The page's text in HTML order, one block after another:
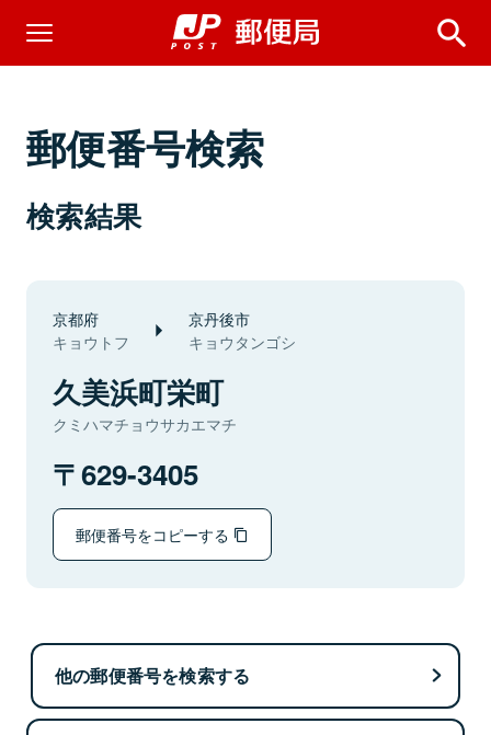
郵便番号検索
検索結果
京都府
キョウトフ
京丹後市
キョウタンゴシ
久美浜町栄町
クミハマチョウサカエマチ
629-3405
郵便番号をコピーする
他の郵便番号を検索する